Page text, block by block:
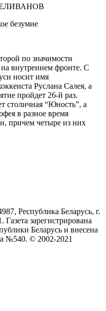
безумие
по значимости
внутреннем фронте. C
носит имя
Руслана Салея, а
пройдет 26-й раз.
столичная “Юность”, а
в разное время
причем четыре из них
Республика Беларусь, г.
зарегистрирована
Беларусь и внесена
№540. © 2002-2021